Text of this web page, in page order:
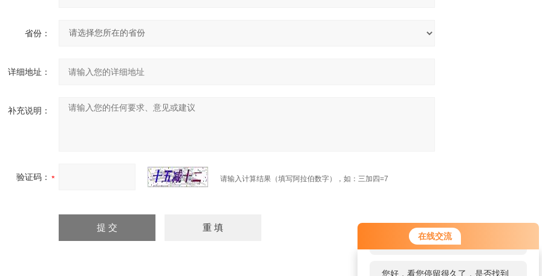
在线交流
您好！欢迎前来咨询，很高兴为您
服务，请问您要咨询什么问题呢？
您好，看您停留很久了，是否找到
省份：
详细地址：
补充说明：
验证码： 请输入计算结果（填写阿拉伯数字），如：三加四=7